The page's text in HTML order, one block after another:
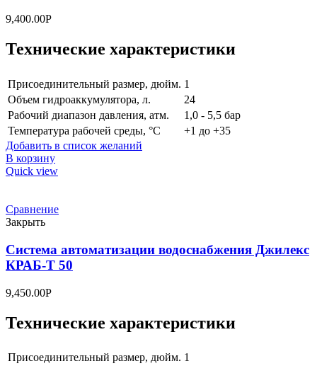
9,400.00Р
Технические характеристики
Присоединительный размер, дюйм. 1
Объем гидроаккумулятора, л.
24
Рабочий диапазон давления, атм.
1,0 - 5,5 бар
Температура рабочей среды, °C
+1 до +35
Добавить в список желаний
В корзину
Quick view
Сравнение
Закрыть
Система автоматизации водоснабжения Джилекс
КРАБ-Т 50
9,450.00Р
Технические характеристики
Присоединительный размер, дюйм. 1